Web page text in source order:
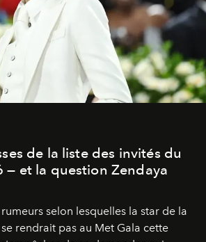
de la liste des invités du
— et la question Zendaya
selon lesquelles la star de la
rendrait pas au Met Gala cette